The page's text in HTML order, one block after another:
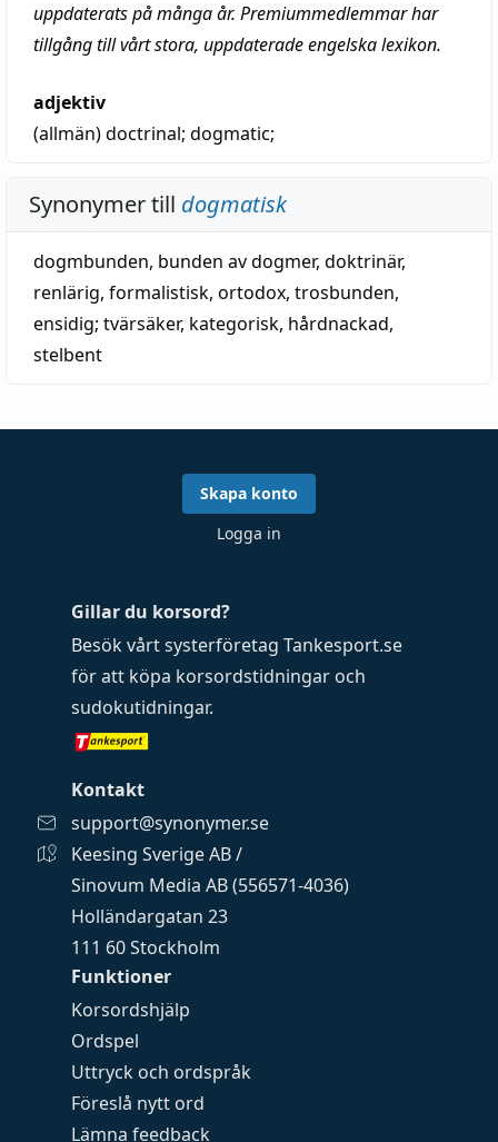
uppdaterats på många år. Premiummedlemmar har
tillgång till vårt stora, uppdaterade engelska lexikon.
adjektiv
(allmän)doctrinal; dogmatic;
Synonymer till dogmatisk
dogmbunden, bunden av dogmer, doktrinär,
renlärig, formalistisk, ortodox, trosbunden,
ensidig; tvärsäker, kategorisk, hårdnackad,
stelbent
Funktioner
Korsordshjälp
Ordspel
Uttryck och ordspråk
Föreslå nytt ord
Lämna feedback
Gillar du korsord?
Besök vårt systerföretag Tankesport.se
för att köpa korsordstidningar och
sudokutidningar.
Kontakt
support@synonymer.se
Keesing Sverige AB /
Sinovum Media AB (556571-4036)
Holländargatan 23
111 60 Stockholm
Skapa konto
Logga in